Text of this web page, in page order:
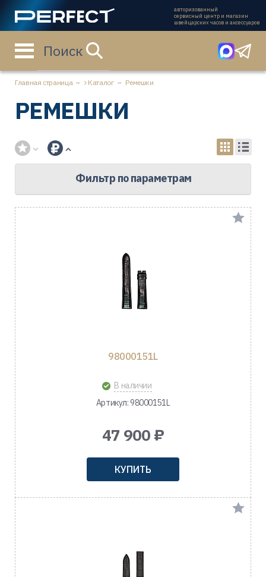
авторизованный
сервисный центр и магазин
швейцарских часов и аксессуаров
Поиск
Главная страница Каталог Ремешки
РЕМЕШКИ
Фильтр по параметрам
98000151L
В наличии
Артикул: 98000151L
47 900 ₽
КУПИТЬ